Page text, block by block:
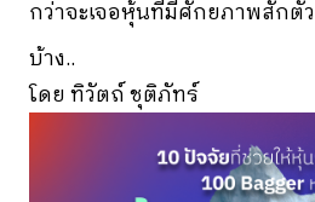
กว่าจะเจอหุ้นที่มีศักยภาพสักตั
บ้าง..
โดย ทิวัตถ์ ชุติภัทร์